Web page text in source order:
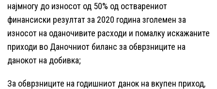
најмногу до износот од 50% од остварениот
финансиски резултат за 2020 година зголемен за
износот на оданочивите расходи и помалку искажаните
приходи во Даночниот биланс за обврзниците на
данокот на добивка;
За обврзниците на годишниот данок на вкупен приход,